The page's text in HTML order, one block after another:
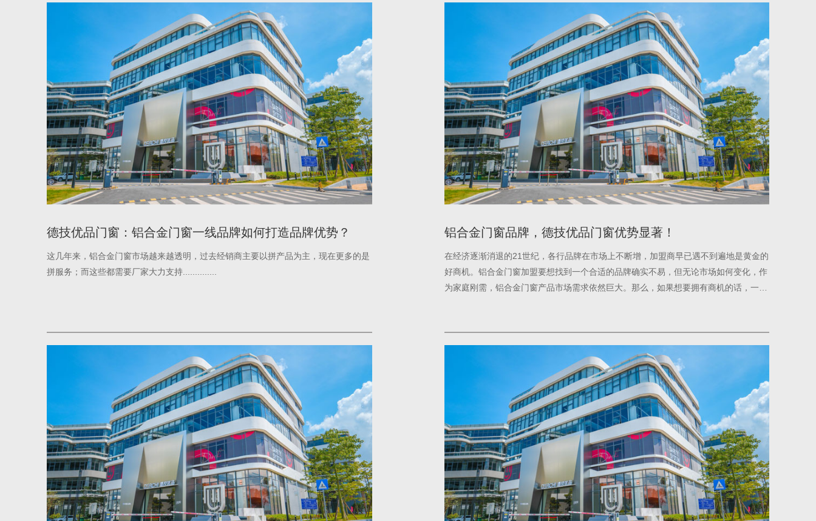
德技优品门窗：铝合金门窗一线品牌如何打造品牌优势？
这几年来，铝合金门窗市场越来越透明，过去经销商主要以拼产品为主，现在更多的是
拼服务；而这些都需要厂家大力支持..............
铝合金门窗品牌，德技优品门窗优势显著！
在经济逐渐消退的21世纪，各行品牌在市场上不断增，加盟商早已遇不到遍地是黄金的
好商机。铝合金门窗加盟要想找到一个合适的品牌确实不易，但无论市场如何变化，作
为家庭刚需，铝合金门窗产品市场需求依然巨大。那么，如果想要拥有商机的话，一定